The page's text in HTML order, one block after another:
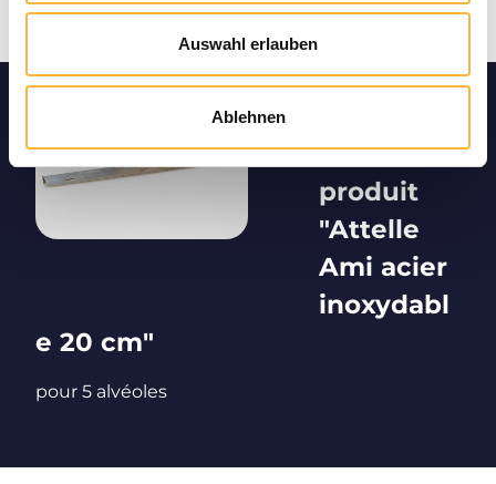
Auswahl erlauben
Ablehnen
ns sur le
produit
"Attelle
Ami acier
inoxydabl
e 20 cm"
pour 5 alvéoles